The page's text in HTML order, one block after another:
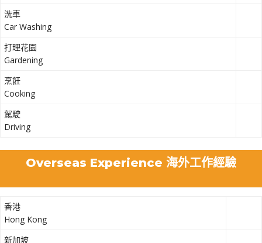
洗車
Car Washing
打理花園
Gardening
烹飪
Cooking
駕駛
Driving
Overseas Experience 海外工作經驗
香港
Hong Kong
新加坡